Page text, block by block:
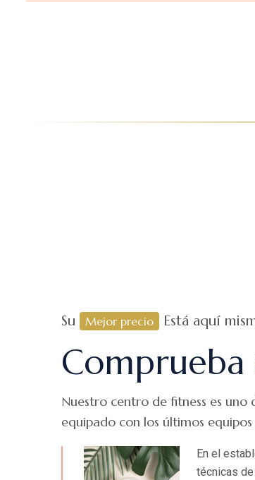
Su Mejor precio Está aquí
Comprueba
Nuestro centro de fitness es uno
equipado con los últimos
En el
técnicas